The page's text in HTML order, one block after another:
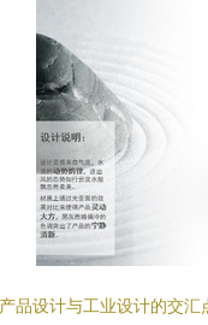
品设计与工业设计的交